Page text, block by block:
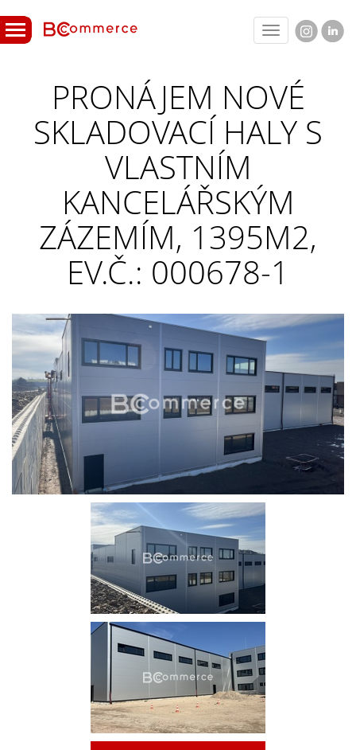
Toggle
navigation
PRONÁJEM NOVÉ
SKLADOVACÍ HALY S
VLASTNÍM
KANCELÁŘSKÝM
ZÁZEMÍM, 1395M2,
EV.Č.: 000678-1